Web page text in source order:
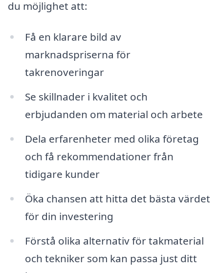
du möjlighet att:
Få en klarare bild av
marknadspriserna för
takrenoveringar
Se skillnader i kvalitet och
erbjudanden om material och arbete
Dela erfarenheter med olika företag
och få rekommendationer från
tidigare kunder
Öka chansen att hitta det bästa värdet
för din investering
Förstå olika alternativ för takmaterial
och tekniker som kan passa just ditt